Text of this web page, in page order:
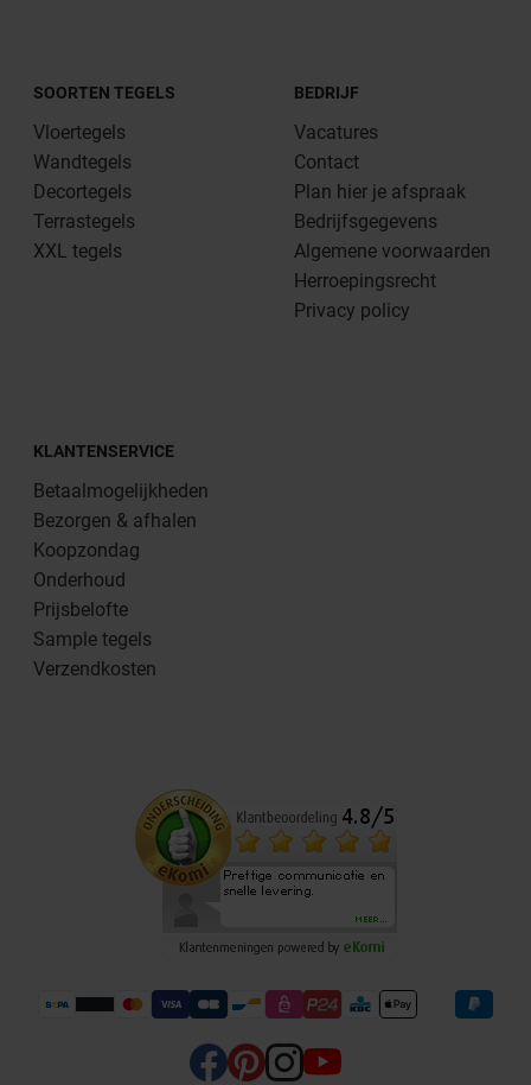
SOORTEN TEGELS
Vloertegels
Wandtegels
Decortegels
Terrastegels
XXL tegels
BEDRIJF
Vacatures
Contact
Plan hier je afspraak
Bedrijfsgegevens
Algemene voorwaarden
Herroepingsrecht
Privacy policy
KLANTENSERVICE
Betaalmogelijkheden
Bezorgen & afhalen
Koopzondag
Onderhoud
Prijsbelofte
Sample tegels
Verzendkosten